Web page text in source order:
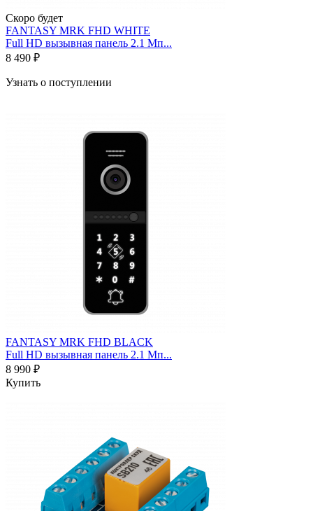
Скоро будет
FANTASY MRK FHD WHITE
Full HD вызывная панель 2.1 Мп...
8 490 ₽
Узнать о поступлении
FANTASY MRK FHD BLACK
Full HD вызывная панель 2.1 Мп...
8 990 ₽
Купить